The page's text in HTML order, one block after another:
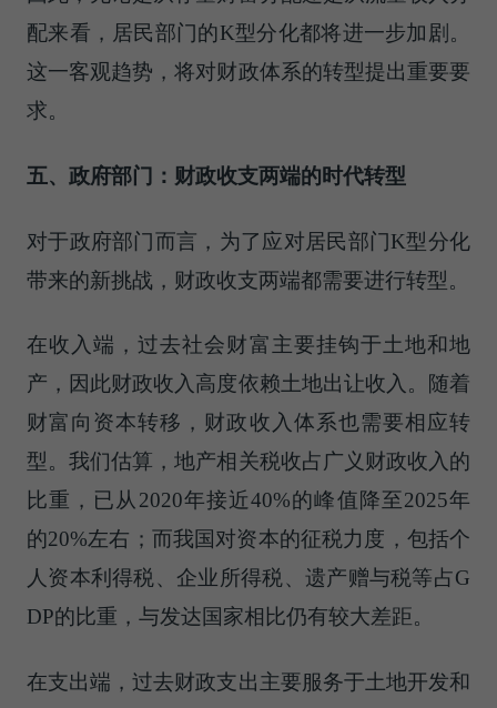
配来看，居民部门的K型分化都将进一步加剧。
这一客观趋势，将对财政体系的转型提出重要要
求。
五、政府部门：财政收支两端的时代转型
对于政府部门而言，为了应对居民部门K型分化
带来的新挑战，财政收支两端都需要进行转型。
在收入端，过去社会财富主要挂钩于土地和地
产，因此财政收入高度依赖土地出让收入。随着
财富向资本转移，财政收入体系也需要相应转
型。我们估算，地产相关税收占广义财政收入的
比重，已从2020年接近40%的峰值降至2025年
的20%左右；而我国对资本的征税力度，包括个
人资本利得税、企业所得税、遗产赠与税等占G
DP的比重，与发达国家相比仍有较大差距。
在支出端，过去财政支出主要服务于土地开发和